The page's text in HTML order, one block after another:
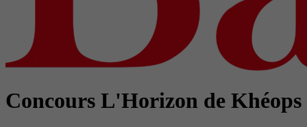
Concours L'Horizon de Khéops